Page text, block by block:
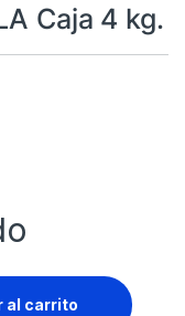
Caja 4 kg.
al carrito